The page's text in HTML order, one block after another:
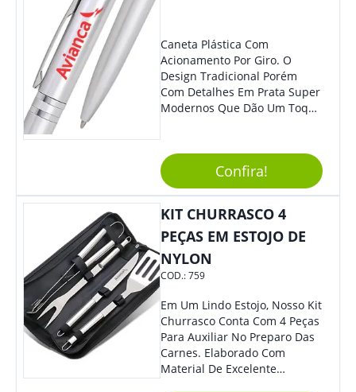
Demais, Não É?! O Design
Moderno Acrescenta Ainda
Mais Charme, O Que
Certamente Agregará Grande
Destaque À Sua Marca.
Caneta Plástica Com
Acionamento Por Giro. O
Design Tradicional Porém
Com Detalhes Em Prata Super
Modernos Que Dão Um Toque
Confira!
KIT CHURRASCO 4
PEÇAS EM ESTOJO DE
NYLON
COD.:759
Em Um Lindo Estojo, Nosso Kit
Churrasco Conta Com 4 Peças
Para Auxiliar No Preparo Das
Carnes. Elaborado Com
Material De Excelente